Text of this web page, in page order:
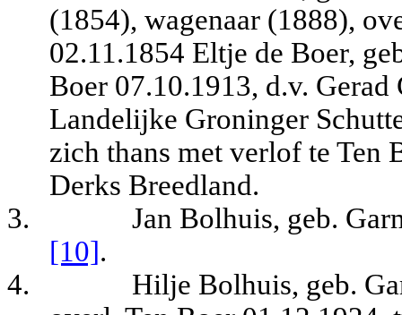
(1854), wagenaar (1888),
02.11.1854 Eltje de Boer,
Boer 07.10.1913, d.v.
Landelijke Groninger
zich thans met verlof te Ten
Derks Breedland.
3.
Jan Bolhuis, geb.
[10].
4.
Hilje Bolhuis, geb.